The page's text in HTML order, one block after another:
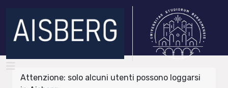
Attenzione: solo alcuni utenti possono loggarsi